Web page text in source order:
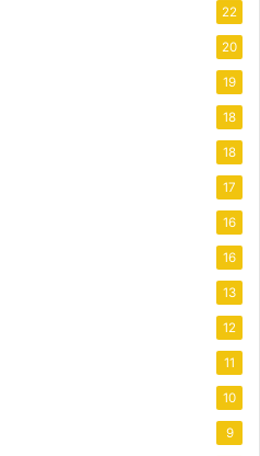
22
20
19
18
18
17
16
16
13
12
11
10
9